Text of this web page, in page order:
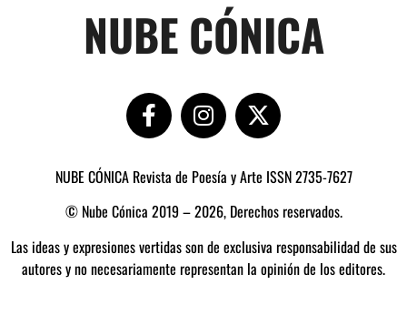
NUBE CÓNICA
NUBE CÓNICA Revista de Poesía y Arte ISSN 2735-7627
© Nube Cónica 2019 – 2026, Derechos reservados.
Las ideas y expresiones vertidas son de exclusiva responsabilidad de sus
autores y no necesariamente representan la opinión de los editores.